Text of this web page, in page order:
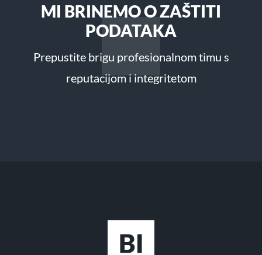
MI BRINEMO O ZAŠTITI
PODATAKA
Prepustite brigu profesionalnom timu s
reputacijom i integritetom